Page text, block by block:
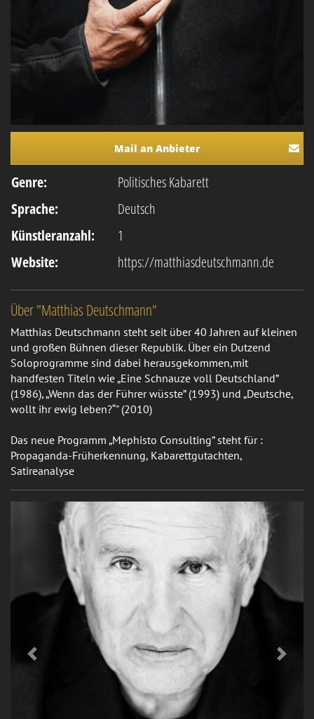
Mail an Anbieter
Genre:
Politisches Kabarett
Sprache:
Deutsch
Künstleranzahl:
1
Website:
https://matthiasdeutschmann.de
Über "Matthias Deutschmann"
Matthias Deutschmann steht seit über 40 Jahren auf kleinen
und großen Bühnen dieser Republik. Über ein Dutzend
Soloprogramme sind dabei herausgekommen,mit
handfesten Titeln wie „Eine Schnauze voll Deutschland”
(1986), „Wenn das der Führer wüsste” (1993) und „Deutsche,
wollt ihr ewig leben?“" (2010)
Das neue Programm „Mephisto Consulting” steht für :
Propaganda-Früherkennung, Kabarettgutachten,
Satireanalyse
Previous Next